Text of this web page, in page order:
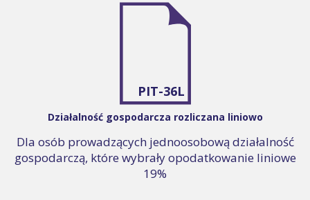
PIT-36L
Działalność gospodarcza rozliczana liniowo
Dla osób prowadzących jednoosobową działalność
gospodarczą, które wybrały opodatkowanie liniowe
19%